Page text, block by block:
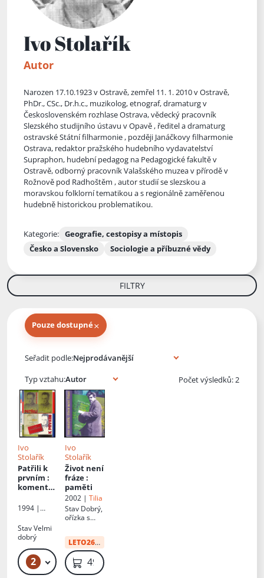
Ivo Stolařík
Autor
Narozen 17.10.1923 v Ostravě, zemřel 11. 1. 2010 v Ostravě,
PhDr., CSc., Dr.h.c., muzikolog, etnograf, dramaturg v
Československém rozhlase Ostrava, vědecký pracovník
Slezského studijního ústavu v Opavě , ředitel a dramaturg
ostravské Státní filharmonie , později Janáčkovy filharmonie
Ostrava, redaktor pražského hudebního vydavatelství
Supraphon, hudební pedagog na Pedagogické fakultě v
Ostravě, odborný pracovník Valašského muzea v přírodě v
Rožnově pod Radhoštěm , autor studií se slezskou a
moravskou folklorní tematikou a s regionálně zaměřenou
hudebně historickou problematikou.
Kategorie: Geografie, cestopisy a místopis
Česko a Slovensko
Sociologie a příbuzné vědy
FILTRY
Pouze dostupné×
Seřadit podle:
Typ vztahu:
Počet výsledků: 2
Ivo
Stolařík
Patřili k
prvním :
komento
dokumen
vzpomínk
y k
činnosti
Obrany
národa
na
1994 |
StavVelmi
dobrý
2 139 Kč – 199 Kč
Ivo
Stolařík
Život není
fráze:
paměti
2002 |Tilia
Stav Dobrý,
ořízka s
LETO26
:34 Kč
49 Kč